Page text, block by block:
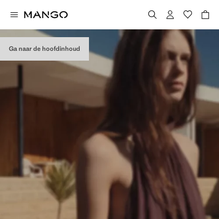
Ga naar de hoofdinhoud